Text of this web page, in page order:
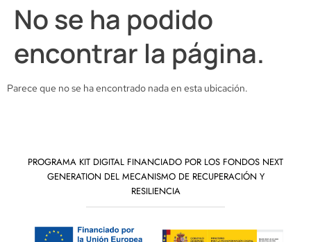
No se ha podido
encontrar la página.
Parece que no se ha encontrado nada en esta ubicación.
PROGRAMA KIT DIGITAL FINANCIADO POR LOS FONDOS NEXT
GENERATION DEL MECANISMO DE RECUPERACIÓN Y
RESILIENCIA